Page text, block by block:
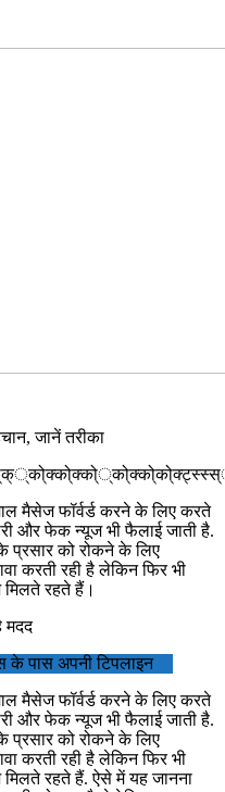
जानें तरीका
मैसेज फॉर्वर्ड करने के लिए करते
और फेक न्यूज भी फैलाई जाती है.
प्रसार को रोकने के लिए
करती रही है लेकिन फिर भी
रहते हैं।
मदद
पास अपनी टिपलाइन
मैसेज फॉर्वर्ड करने के लिए करते
और फेक न्यूज भी फैलाई जाती है.
प्रसार को रोकने के लिए
करती रही है लेकिन फिर भी
रहते हैं. ऐसे में यह जानना